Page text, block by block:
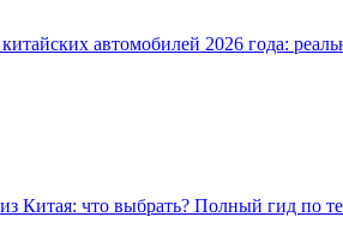
автомобилей 2026 года:
Китая: что выбрать? Полный гид по